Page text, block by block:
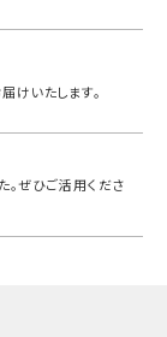
けいたします。
。ぜひご活用くださ